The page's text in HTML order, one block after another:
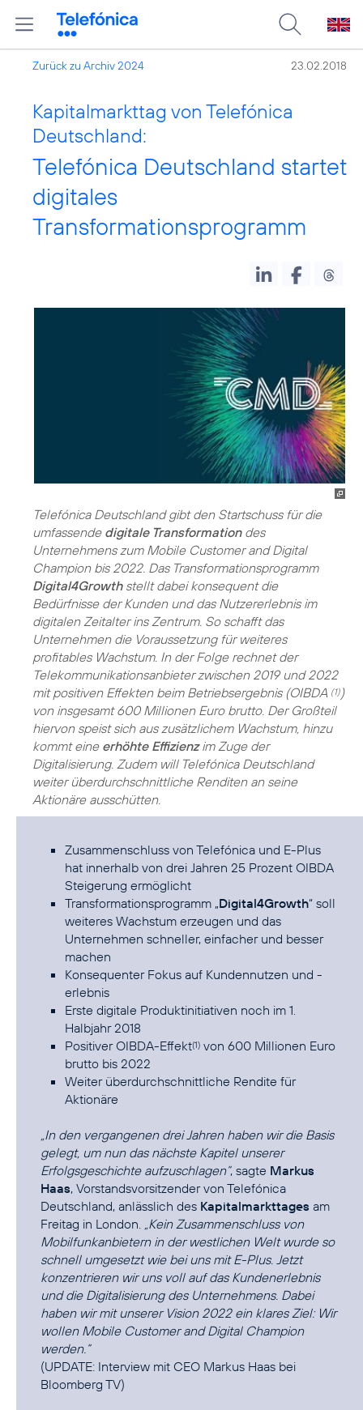
Zurück zu Archiv 2024 23.02.2018
Kapitalmarkttag von Telefónica
Deutschland:
Telefónica Deutschland startet
digitales
Transformationsprogramm
Telefónica Deutschland gibt den Startschuss für die
umfassende digitale Transformationdes
Unternehmens zum Mobile Customer and Digital
Champion bis 2022. Das Transformationsprogramm
Digital4Growthstellt dabei konsequent die
Bedürfnisse der Kunden und das Nutzererlebnis im
digitalen Zeitalter ins Zentrum. So schafft das
Unternehmen die Voraussetzung für weiteres
profitables Wachstum. In der Folge rechnet der
Telekommunikationsanbieter zwischen 2019 und 2022
mit positiven Effekten beim Betriebsergebnis (OIBDA (1) )
von insgesamt 600 Millionen Euro brutto. Der Großteil
hiervon speist sich aus zusätzlichem Wachstum, hinzu
kommt eine erhöhte Effizienzim Zuge der
Digitalisierung. Zudem will Telefónica Deutschland
weiter überdurchschnittliche Renditen an seine
Aktionäre ausschütten.
Zusammenschluss von Telefónica und E-Plus
hat innerhalb von drei Jahren 25 Prozent OIBDA
Steigerung ermöglicht
Transformationsprogramm „Digital4Growth“ soll
weiteres Wachstum erzeugen und das
Unternehmen schneller, einfacher und besser
machen
Konsequenter Fokus auf Kundennutzen und -
erlebnis
Erste digitale Produktinitiativen noch im 1.
Halbjahr 2018
Positiver OIBDA-Effekt(1) von 600 Millionen Euro
brutto bis 2022
Weiter überdurchschnittliche Rendite für
Aktionäre
„In den vergangenen drei Jahren haben wir die Basis
gelegt, um nun das nächste Kapitel unserer
Erfolgsgeschichte aufzuschlagen“, sagte Markus
Haas, Vorstandsvorsitzender von Telefónica
Deutschland, anlässlich des Kapitalmarkttages am
Freitag in London. „Kein Zusammenschluss von
Mobilfunkanbietern in der westlichen Welt wurde so
schnell umgesetzt wie bei uns mit E-Plus. Jetzt
konzentrieren wir uns voll auf das Kundenerlebnis
und die Digitalisierung des Unternehmens. Dabei
haben wir mit unserer Vision 2022 ein klares Ziel: Wir
wollen Mobile Customer and Digital Champion
werden.“
(UPDATE: Interview mit CEO Markus Haas bei
Bloomberg TV)